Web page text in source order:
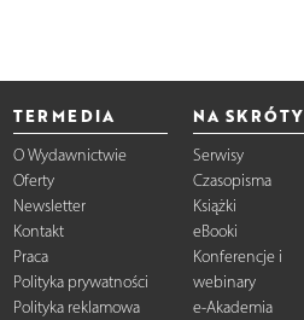
TERMEDIA
O Wydawnictwie
Oferty
Newsletter
Kontakt
Praca
Polityka prywatności
Polityka reklamowa
NA SKRÓTY
Serwisy
Czasopisma
Książki
eBooki
Konferencje i
webinary
e-Akademia